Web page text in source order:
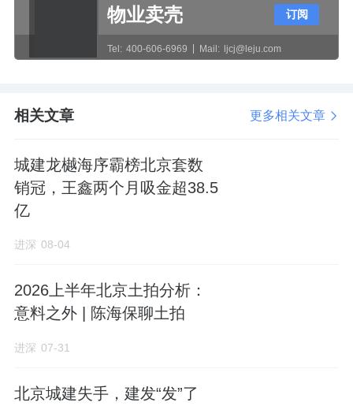
售行为的通知》相关要求，
规范设置公示栏、
交付样板间及工艺样板区，并将宣传推广材料
留存备查。
以相关部门意见为准。
5.关于建立本项目建设全流程监督机制的意见
建设单位意见：我司将严格按照相关规范开展
设计，全程落实施工安全责任，依法做好各项
分局意见：建立全流程监督机制不属于我分局
监督监管工作。
附：项目建设工程设计方案总平面图（6.22版
物业卖壳
Tel: 400-606-6969 Mail: ljcj@leju.com
订阅
相关文章 更多相关文章
城建龙樾海序霸榜北京套数
销冠，王鑫两个月吸金超38.5
亿
进深 08-04
2026上半年北京土拍分析：
意料之外 | 陈海保聊土拍
进深 07-31
北京城建失手，建发“发”了